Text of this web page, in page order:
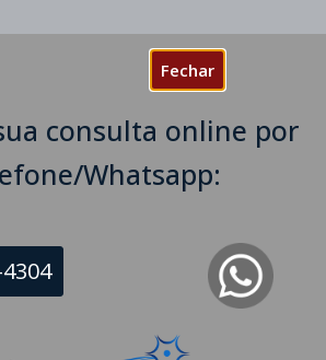
Fechar
consulta online por
Whatsapp:
EM SÃO PAULO – SP